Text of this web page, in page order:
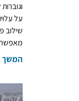
על
שילוב
מאפשר